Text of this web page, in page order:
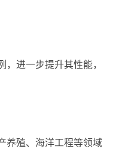
进一步提升其性能，
养殖、海洋工程等领域